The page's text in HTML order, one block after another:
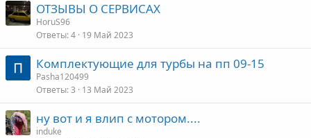
ОТЗЫВЫ О СЕРВИСАХ
HoruS96
Ответы 4 19 Май 2023
Комплектующие для турбы на пп 09-15
Pasha120499
Ответы 3 13 Май 2023
ну вот и я влип с мотором....
induke